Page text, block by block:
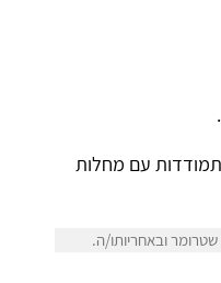
התמודדות עם מחלות
ובאחריותו/ה.